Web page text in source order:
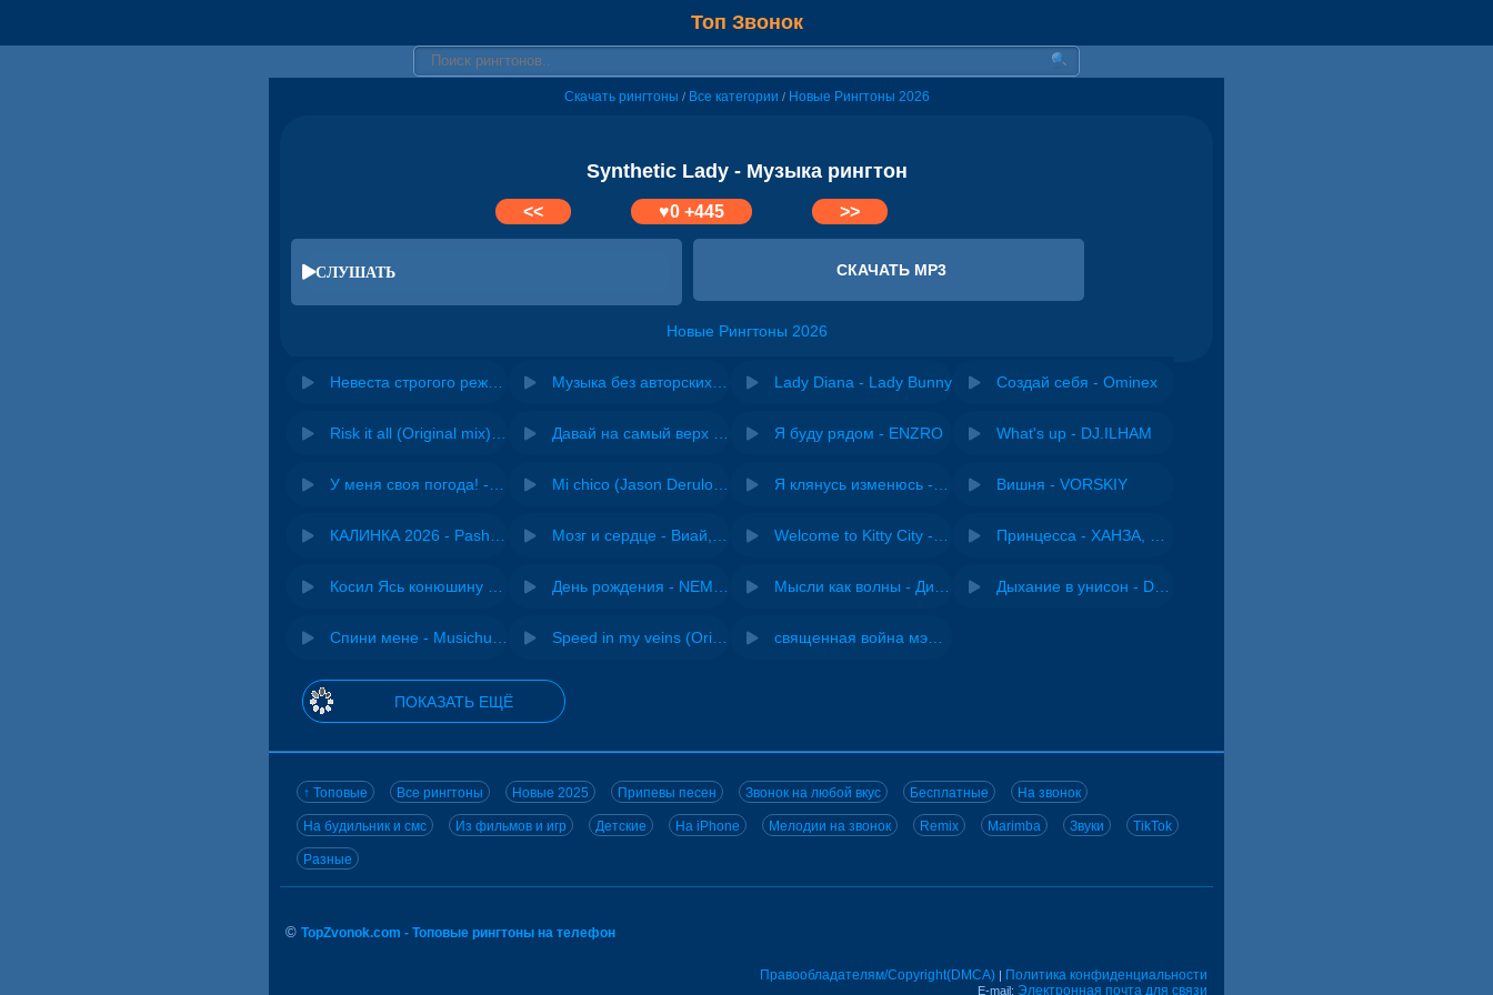
Топ Звонок
Скачать рингтоны / Все категории / Новые Рингтоны 2026
Synthetic Lady - Музыка рингтон
<< ♥0+445 >>
СЛУШАТЬ СКАЧАТЬ MP3
Новые Рингтоны 2026
Lady Diana - Lady Bunny Создай себя - Ominex
Я буду рядом - ENZRO What's up - DJ.ILHAM
Вишня - VORSKIY
ПОКАЗАТЬ ЕЩЁ
↑ Топовые Все рингтоны Новые 2025 Припевы песен Звонок на любой вкус Бесплатные На звонок
На будильник и смс Из фильмов и игр Детские На iPhone Мелодии на звонок Remix Marimba Звуки TikTok
Разные
© TopZvonok.com - Топовые рингтоны на телефон
Правообладателям/Copyright(DMCA) | Политика конфиденциальности
E-mail: Электронная почта для связи